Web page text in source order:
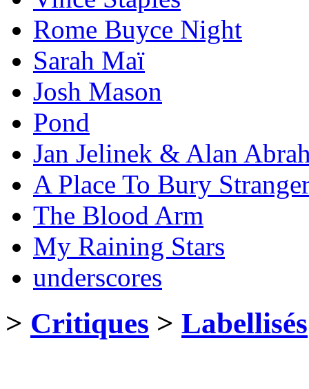
Rome Buyce Night
Sarah Maï
Josh Mason
Pond
Jan Jelinek & Alan
A Place To Bury
The Blood Arm
My Raining Stars
underscores
> Critiques > Labellisés